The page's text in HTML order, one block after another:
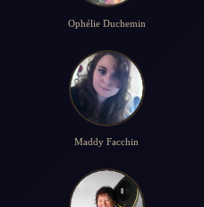
Ophélie Duchemin
Maddy Facchin